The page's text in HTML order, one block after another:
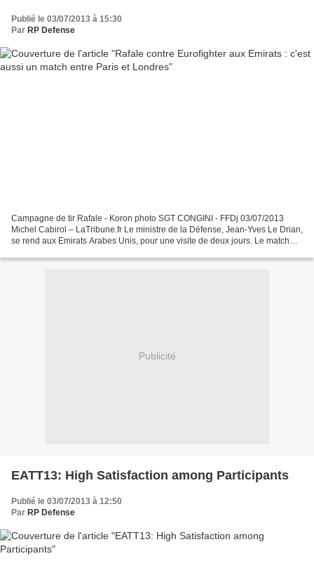
Publié le 03/07/2013 à 15:30
Par RP Defense
Campagne de tir Rafale - Koron photo SGT CONGINI - FFDj 03/07/2013
Michel Cabirol – LaTribune.fr Le ministre de la Défense, Jean-Yves Le Drian,
se rend aux Emirats Arabes Unis, pour une visite de deux jours. Le match
Publicité
EATT13: High Satisfaction among Participants
Publié le 03/07/2013 à 12:50
Par RP Defense